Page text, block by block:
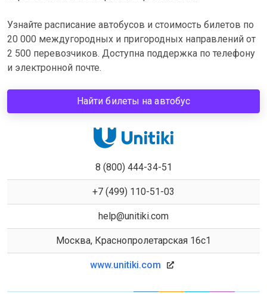
Узнайте расписание автобусов и стоимость билетов по
20 000 междугородных и пригородных направлений от
2 500 перевозчиков. Доступна поддержка по телефону
и электронной почте.
Найти билеты на автобус
8 (800) 444-34-51
+7 (499) 110-51-03
help@unitiki.com
Москва, Краснопролетарская 16с1
www.unitiki.com